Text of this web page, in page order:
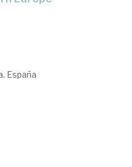
España